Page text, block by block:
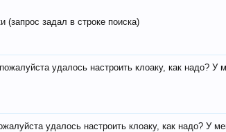
(запрос задал в строке поиска)
удалось настроить клоаку, как надо?
удалось настроить клоаку, как надо? У